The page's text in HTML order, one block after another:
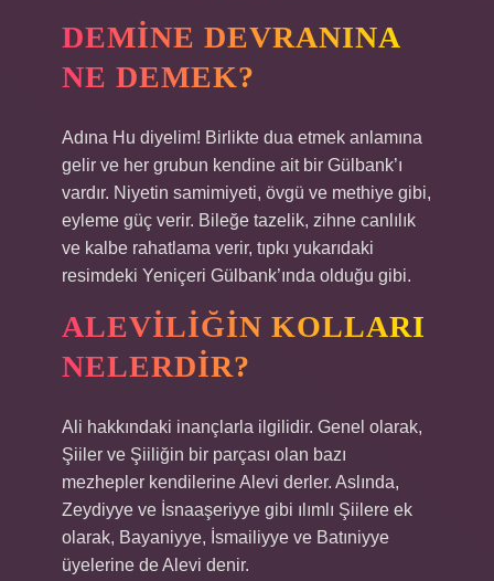
DEMINE DEVRANINA
NE DEMEK?
Adına Hu diyelim! Birlikte dua etmek anlamına
gelir ve her grubun kendine ait bir Gülbank’ı
vardır. Niyetin samimiyeti, övgü ve methiye gibi,
eyleme güç verir. Bileğe tazelik, zihne canlılık
ve kalbe rahatlama verir, tıpkı yukarıdaki
resimdeki Yeniçeri Gülbank’ında olduğu gibi.
ALEVILIĞIN KOLLARI
NELERDIR?
Ali hakkındaki inançlarla ilgilidir. Genel olarak,
Şiiler ve Şiiliğin bir parçası olan bazı
mezhepler kendilerine Alevi derler. Aslında,
Zeydiyye ve İsnaaşeriyye gibi ılımlı Şiilere ek
olarak, Bayaniyye, İsmailiyye ve Batıniyye
üyelerine de Alevi denir.